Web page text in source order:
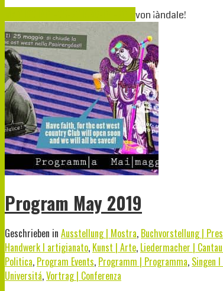
von ¡àndale!
Program May 2019
Geschrieben in Ausstellung | Mostra, Buchvorstellung |
Handwerk I artigianato, Kunst | Arte, Liedermacher |
Politica, Program Events, Programm | Programma, Singen
Universitá,Vortrag | Conferenza